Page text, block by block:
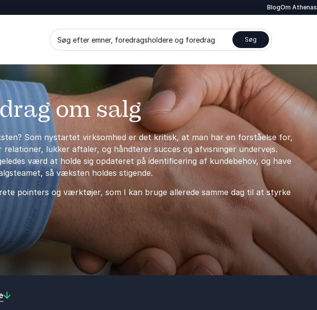
BlogOm Athenas
Søg efter emner, foredragsholdere og foredrag Søg
om salg
Som nystartet virksomhed er det kritisk, at man har en forståelse for,
lukker aftaler, og håndterer succes og afvisninger undervejs.
værd at holde sig opdateret på identificering af kundebehov, og have
så væksten holdes stigende.
pointers og værktøjer, som I kan bruge allerede samme dag til at styrke